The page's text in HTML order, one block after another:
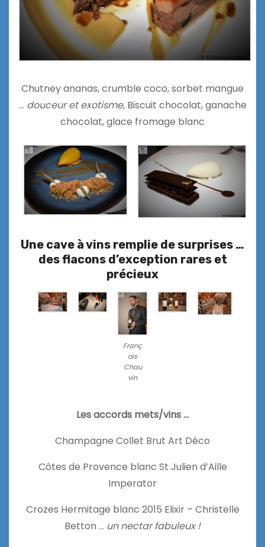
Chutney ananas, crumble coco, sorbet mangue
… douceur et exotisme, Biscuit chocolat, ganache
chocolat, glace fromage blanc
Une cave à vins remplie de surprises …
des flacons d’exception rares et
précieux
Franç
ois
Chau
vin
Les accords mets/vins …
Champagne Collet Brut Art Déco
Côtes de Provence blanc St Julien d’Aille
Imperator
Crozes Hermitage blanc 2015 Elixir – Christelle
Betton … un nectar fabuleux !